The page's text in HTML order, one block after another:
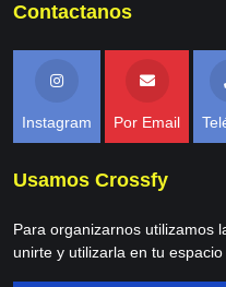
Contactanos
Instagram Por Email
Usamos Crossfy
Para organizarnos utilizamos
unirte y utilizarla en tu espacio